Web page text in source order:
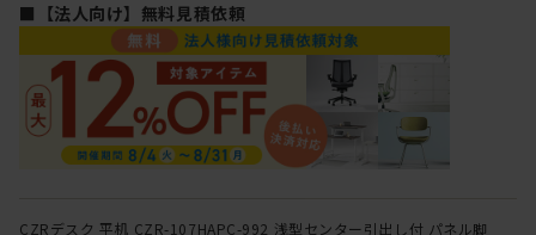
■【法人向け】無料見積依頼
CZRデスク 平机 CZR-107HAPC-992 浅型センター引出し付 パネル脚